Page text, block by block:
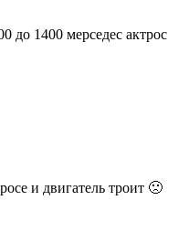
до 1400 мерседес актрос
и двигатель троит 🙁